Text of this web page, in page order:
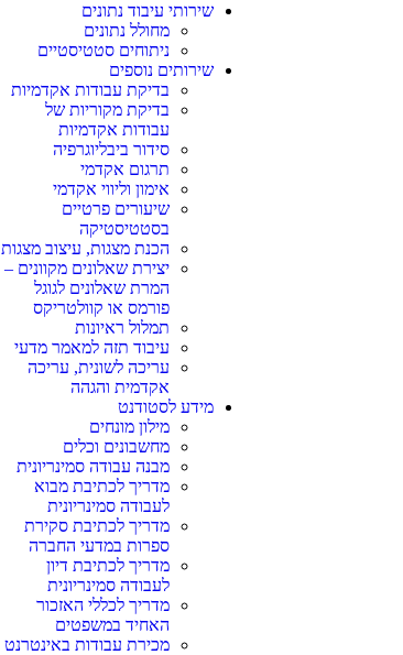
שירותי עיבוד נתונים
מחולל נתונים
ניתוחים סטטיסטיים
שירותים נוספים
בדיקת עבודות אקדמיות
בדיקת מקוריות של
עבודות אקדמיות
סידור ביבליוגרפיה
תרגום אקדמי
אימון וליווי אקדמי
שיעורים פרטיים
בסטטיסטיקה
הכנת מצגות, עיצוב מצגות
יצירת שאלונים מקוונים –
המרת שאלונים לגוגל
פורמס או קוולטריקס
תמלול ראיונות
עיבוד תזה למאמר מדעי
עריכה לשונית, עריכה
אקדמית והגהה
מידע לסטודנט
מילון מונחים
מחשבונים וכלים
מבנה עבודה סמינריונית
מדריך לכתיבת מבוא
לעבודה סמינריונית
מדריך לכתיבת סקירת
ספרות במדעי החברה
מדריך לכתיבת דיון
לעבודה סמינריונית
מדריך לכללי האזכור
האחיד במשפטים
מכירת עבודות באינטרנט